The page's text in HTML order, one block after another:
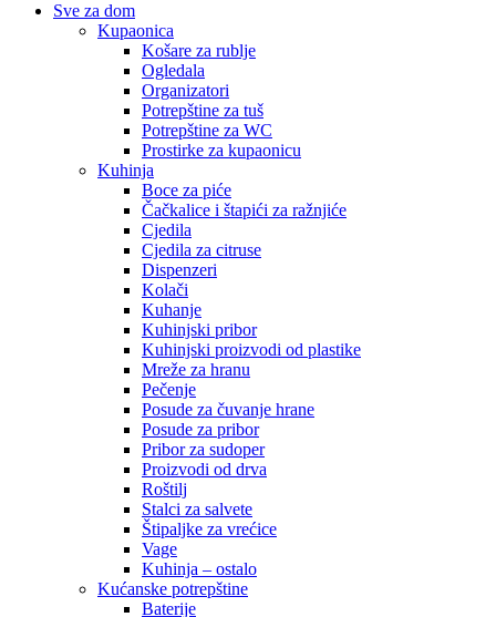
Sve za dom
Kupaonica
Košare za rublje
Ogledala
Organizatori
Potrepštine za tuš
Potrepštine za WC
Prostirke za kupaonicu
Kuhinja
Boce za piće
Čačkalice i štapići za ražnjiće
Cjedila
Cjedila za citruse
Dispenzeri
Kolači
Kuhanje
Kuhinjski pribor
Kuhinjski proizvodi od plastike
Mreže za hranu
Pečenje
Posude za čuvanje hrane
Posude za pribor
Pribor za sudoper
Proizvodi od drva
Roštilj
Stalci za salvete
Štipaljke za vrećice
Vage
Kuhinja – ostalo
Kućanske potrepštine
Baterije